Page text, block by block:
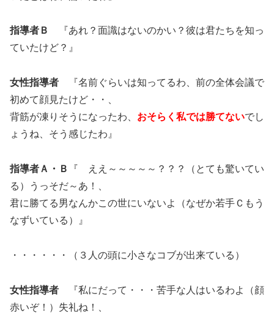
指導者Ｂ
『あれ？面識はないのかい？彼は君たちを知っ
ていたけど？』
女性指導者 『名前ぐらいは知ってるわ、前の全体会議で
初めて顔見たけど・・、
背筋が凍りそうになったわ、 おそらく私では勝てないでし
ょうね、そう感じたわ』
指導者Ａ・Ｂ
『 ええ～～～～～？？？（とても驚いてい
る）うっそだ～あ！、
君に勝てる男なんかこの世にいないよ（なぜか若手Ｃもう
なずいている）』
・・・・・・（３人の頭に小さなコブが出来ている）
女性指導者 『私にだって・・・苦手な人はいるわよ（顔
赤いぞ！）失礼ね！、